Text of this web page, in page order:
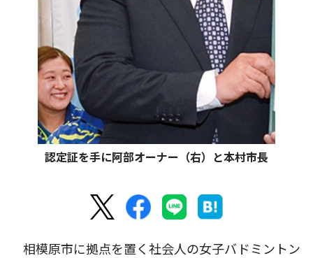
認定証を手に阿部オーナー（右）と本村市長
相模原市に拠点を置く社会人の女子バドミントン